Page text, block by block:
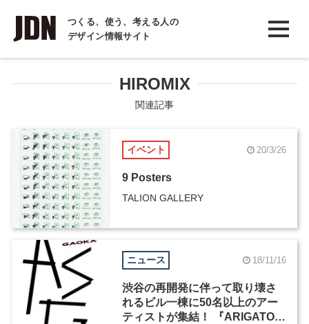
つくる、使う、考える人の
デザイン情報サイト
INTERVIEW
インタビュー
COLUMN
コラム
HIROMIX
関連記事
イベント 20/3/26
9 Posters
TALION GALLERY
ニュース 18/11/16
渋谷の再開発に伴って取り壊さ
れるビル一棟に50名以上のアー
ティストが集結！ 『ARIGATO